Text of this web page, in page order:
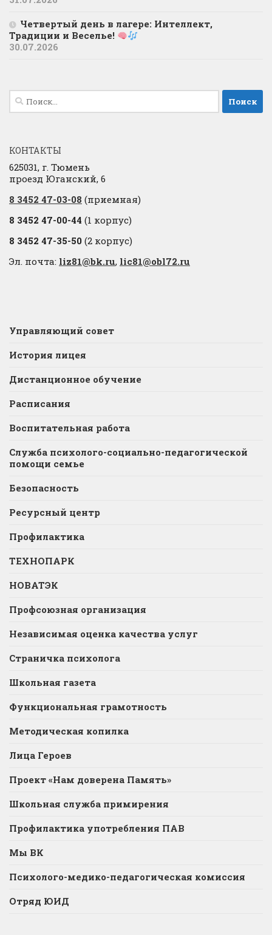
Четвертый день в лагере: Интеллект,
Традиции и Веселье!
30.07.2026
Найти:
КОНТАКТЫ
625031, г. Тюмень
проезд Юганский, 6
8 3452 47-03-08 (приемная)
8 3452 47-00-44 (1 корпус)
8 3452 47-35-50 (2 корпус)
Эл. почта: liz81@bk.ru, lic81@obl72.ru
Управляющий совет
История лицея
Дистанционное обучение
Расписания
Воспитательная работа
Служба психолого-социально-педагогической
помощи семье
Безопасность
Ресурсный центр
Профилактика
ТЕХНОПАРК
НОВАТЭК
Профсоюзная организация
Независимая оценка качества услуг
Страничка психолога
Школьная газета
Функциональная грамотность
Методическая копилка
Лица Героев
Проект «Нам доверена Память»
Школьная служба примирения
Профилактика употребления ПАВ
Мы ВК
Психолого-медико-педагогическая комиссия
Отряд ЮИД